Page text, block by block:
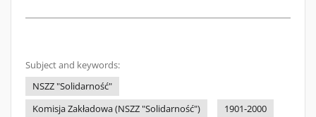
Subject and keywords:
NSZZ "Solidarność"
Komisja Zakładowa (NSZZ "Solidarność")
1901-2000